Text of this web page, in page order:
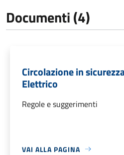
Documenti (4)
Circolazione in
Elettrico
Regole e suggerimenti
VAI ALLA PAGINA